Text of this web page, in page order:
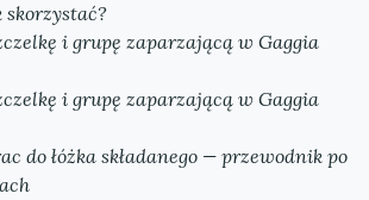
i grupę zaparzającą w Gaggia
i grupę zaparzającą w Gaggia
do łóżka składanego — przewodnik po